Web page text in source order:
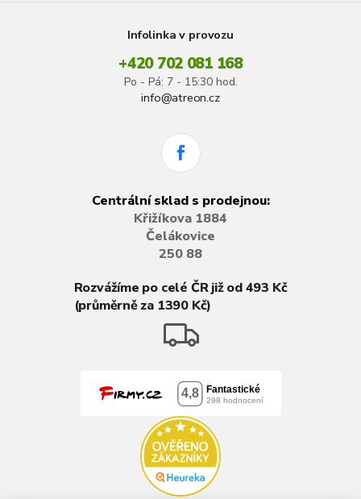
Infolinka v provozu
+420 702 081 168
Po - Pá: 7 - 15:30 hod.
info@atreon.cz
Centrální sklad s prodejnou:
Křižíkova 1884
Čelákovice
250 88
Rozvážíme po celé ČR již od 493 Kč
(průměrně za 1390 Kč)